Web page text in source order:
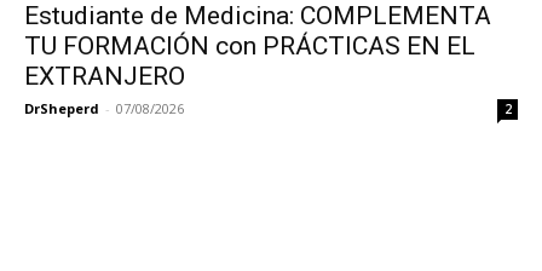
Estudiante de Medicina: COMPLEMENTA
TU FORMACIÓN con PRÁCTICAS EN EL
EXTRANJERO
DrSheperd - 07/08/2026 2